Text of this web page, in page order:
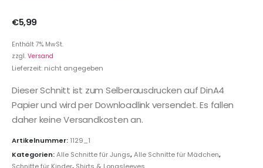
€5,99
Enthält 7% MwSt.
zzgl. Versand
Lieferzeit: nicht angegeben
Dieser Schnitt ist zum Selberausdrucken auf DinA4
Papier und wird per Downloadlink versendet. Es fallen
daher keine Versandkosten an.
Artikelnummer: 1129_1
Kategorien:Alle Schnitte für Jungs,Alle Schnitte für Mädchen,